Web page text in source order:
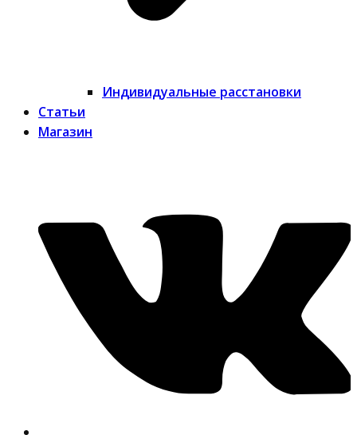
Индивидуальные расстановки
Статьи
Магазин